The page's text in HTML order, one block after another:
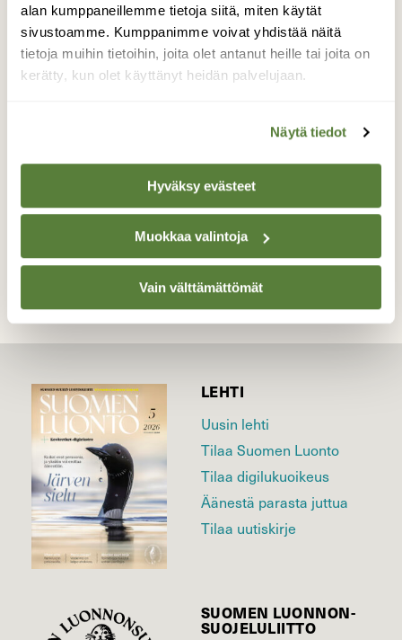
alan kumppaneillemme tietoja siitä, miten käytät
sivustoamme. Kumppanimme voivat yhdistää näitä
tietoja muihin tietoihin, joita olet antanut heille tai joita on
kerätty, kun olet käyttänyt heidän palvelujaan.
Näytä tiedot
Hyväksy evästeet
Muokkaa valintoja
Vain välttämättömät
16.6.2020 klo 7
Ajomatkalla hiljaisella kylätiellä havaitsin
peltoaukeamalla nämä kurjet
Valokuvaaja: Sirkka Ruotoistenmäki, Pyhäjärvi
LEHTI
Uusin lehti
Tilaa Suomen Luonto
Tilaa digilukuoikeus
Äänestä parasta juttua
Tilaa uutiskirje
SUOMEN LUONNON­
SUOJELU­LIITTO